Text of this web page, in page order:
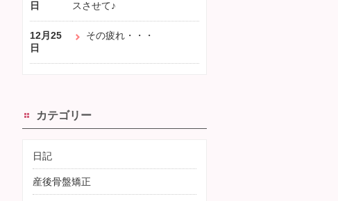
日
スさせて♪
12月25
日
その疲れ・・・
カテゴリー
日記
産後骨盤矯正